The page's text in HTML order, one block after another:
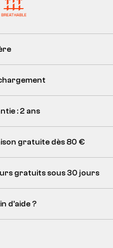
: 2 ans
gratuite dès 80 €
gratuits sous 30 jours
d’aide ?